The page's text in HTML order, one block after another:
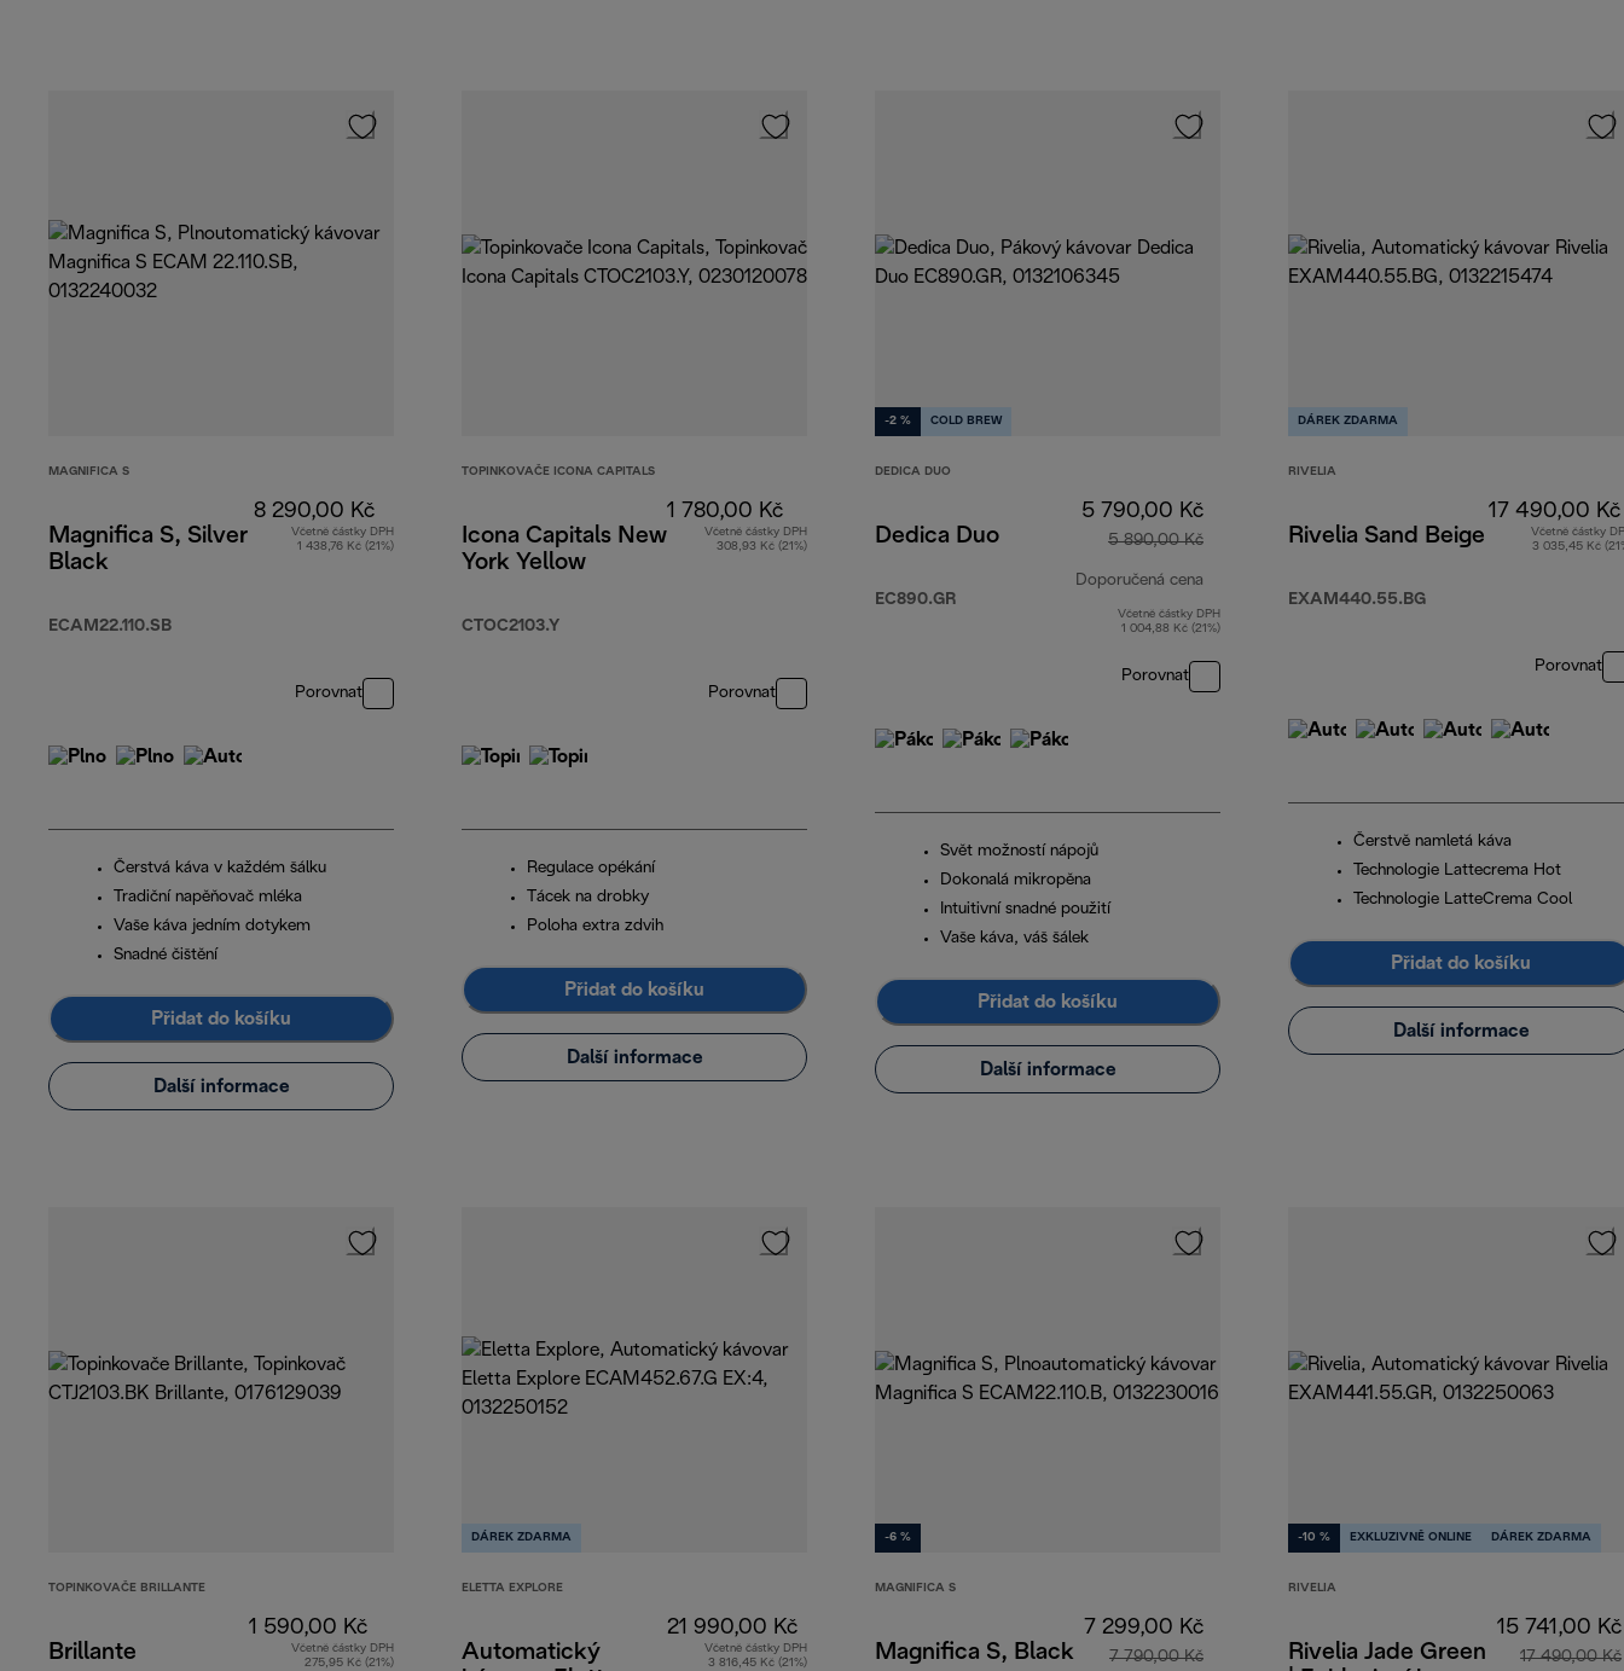
MAGNIFICA S
Magnifica S, Silver
Black
ECAM22.110.SB
8 290,00 Kč
Včetně částky DPH
1 438,76 Kč (21%)
Porovnat
Čerstvá káva v každém šálku
Tradiční napěňovač mléka
Vaše káva jedním dotykem
Snadné čištění
Přidat do košíku
Další informace
TOPINKOVAČE ICONA CAPITALS
Icona Capitals New
York Yellow
CTOC2103.Y
1 780,00 Kč
Včetně částky DPH
308,93 Kč (21%)
Porovnat
Regulace opékání
Tácek na drobky
Poloha extra zdvih
Přidat do košíku
Další informace
-2 % COLD BREW
DEDICA DUO
Dedica Duo
EC890.GR
5 790,00 Kč
5 890,00 Kč
Doporučená cena
původní cena 5 890,00 Kč
Včetně částky DPH
1 004,88 Kč (21%)
Porovnat
Svět možností nápojů
Dokonalá mikropěna
Intuitivní snadné použití
Vaše káva, váš šálek
Přidat do košíku
Další informace
DÁREK ZDARMA
RIVELIA
Rivelia Sand Beige
EXAM440.55.BG
17 490,00 Kč
Včetně částky
3 035,45 Kč
Porovnat
Čerstvě namletá káva
Technologie Lattecrema Hot
Technologie LatteCrema Cool
Přidat do košíku
Další informace
TOPINKOVAČE BRILLANTE
Brillante
1 590,00 Kč
Včetně částky DPH
275,95 Kč (21%)
DÁREK ZDARMA
ELETTA EXPLORE
Automatický
21 990,00 Kč
Včetně částky DPH
3 816,45 Kč (21%)
-6 %
MAGNIFICA S
Magnifica S, Black
7 299,00 Kč
7 790,00 Kč
-10 % EXKLUZIVNĚ ONLINE DÁREK ZDARMA
RIVELIA
Rivelia Jade Green
15 741,00 Kč
17 490,00 Kč